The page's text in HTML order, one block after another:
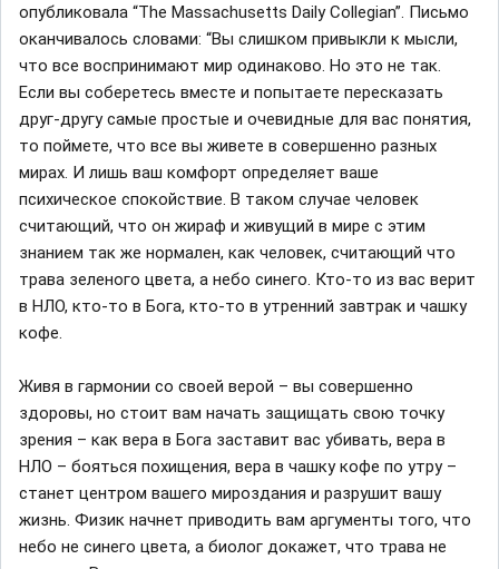
опубликовала “The Massachusetts Daily Collegian”. Письмо
оканчивалось словами: “Вы слишком привыкли к мысли,
что все воспринимают мир одинаково. Но это не так.
Если вы соберетесь вместе и попытаете пересказать
друг-другу самые простые и очевидные для вас понятия,
то поймете, что все вы живете в совершенно разных
мирах. И лишь ваш комфорт определяет ваше
психическое спокойствие. В таком случае человек
считающий, что он жираф и живущий в мире с этим
знанием так же нормален, как человек, считающий что
трава зеленого цвета, а небо синего. Кто-то из вас верит
в НЛО, кто-то в Бога, кто-то в утренний завтрак и чашку
кофе.
Живя в гармонии со своей верой – вы совершенно
здоровы, но стоит вам начать защищать свою точку
зрения – как вера в Бога заставит вас убивать, вера в
НЛО – бояться похищения, вера в чашку кофе по утру –
станет центром вашего мироздания и разрушит вашу
жизнь. Физик начнет приводить вам аргументы того, что
небо не синего цвета, а биолог докажет, что трава не